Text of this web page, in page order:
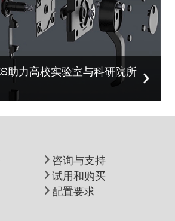
助力高校实验室与科研院所
咨询与支持
试用和购买
配置要求